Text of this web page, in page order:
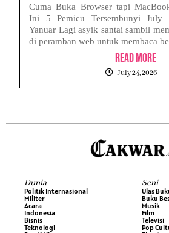
Cuma Buka Browser tapi
Ini 5 Pemicu Tersembunyi July
Yanuar Lagi asyik santai sambil
di peramban web untuk membaca
Read More
July 24, 2026
Dunia
Politik Internasional
Militer
Acara
Indonesia
Bisnis
Teknologi
Seni
Ulas
Buku
Musik
Film
Televisi
Pop